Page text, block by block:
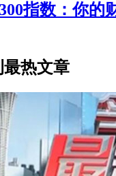
指数：你的
热文章